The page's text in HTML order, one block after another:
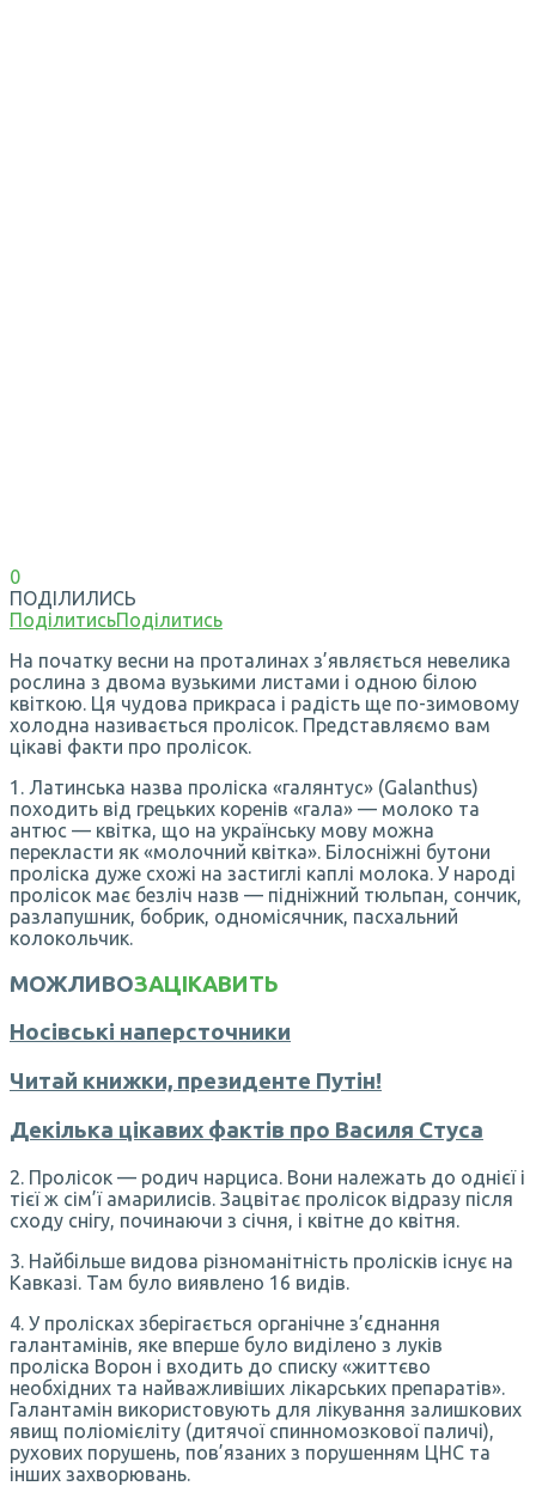
0
ПОДІЛИЛИСЬ
ПоділитисьПоділитись
На початку весни на проталинах з’являється невелика
рослина з двома вузькими листами і одною білою
квіткою. Ця чудова прикраса і радість ще по-зимовому
холодна називається пролісок. Представляємо вам
цікаві факти про пролісок.
1. Латинська назва проліска «галянтус» (Galanthus)
походить від грецьких коренів «гала» — молоко та
антюс — квітка, що на українську мову можна
перекласти як «молочний квітка». Білосніжні бутони
проліска дуже схожі на застиглі каплі молока. У народі
пролісок має безліч назв — підніжний тюльпан, сончик,
разлапушник, бобрик, одномісячник, пасхальний
колокольчик.
МОЖЛИВОЗАЦІКАВИТЬ
Носівські наперсточники
Читай книжки, президенте Путін!
Декілька цікавих фактів про Василя Стуса
2. Пролісок — родич нарциса. Вони належать до однієї і
тієї ж сім’ї амарилисів. Зацвітає пролісок відразу після
сходу снігу, починаючи з січня, і квітне до квітня.
3. Найбільше видова різноманітність пролісків існує на
Кавказі. Там було виявлено 16 видів.
4. У пролісках зберігається органічне з’єднання
галантамінів, яке вперше було виділено з луків
проліска Ворон і входить до списку «життєво
необхідних та найважливіших лікарських препаратів».
Галантамін використовують для лікування залишкових
явищ поліомієліту (дитячої спинномозкової паличі),
рухових порушень, пов’язаних з порушенням ЦНС та
інших захворювань.